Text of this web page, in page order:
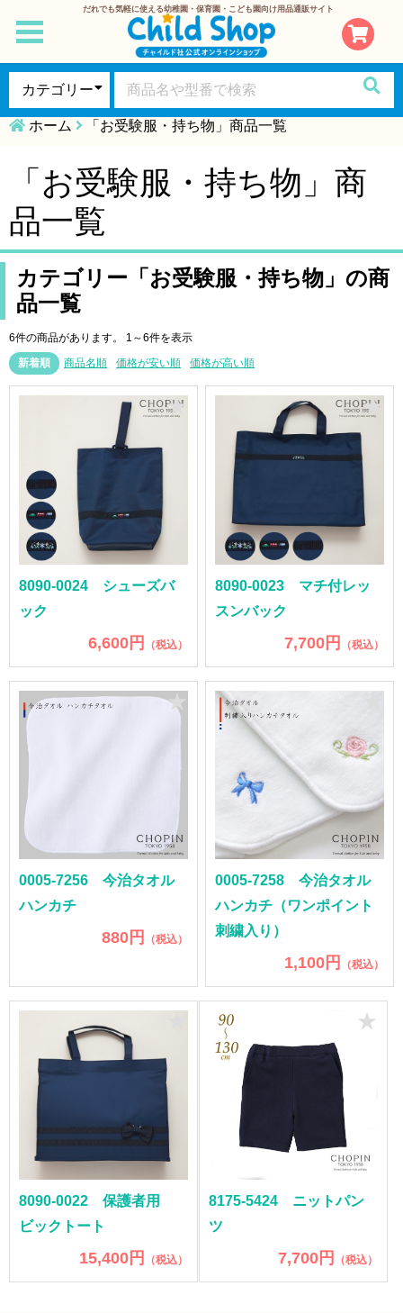
だれでも気軽に使える幼稚園・保育園・こども園向け用品通販サイト
toggle
navigation
ホーム 「お受験服・持ち物」商品一覧
「お受験服・持ち物」商
品一覧
カテゴリー「お受験服・持ち物」の商
品一覧
6件の商品があります。 1～6件を表示
新着順
商品名順 価格が安い順 価格が高い順
8090-0024 シューズバ
ック
6,600円 （税込）
★
8090-0023 マチ付レッ
スンバック
7,700円 （税込）
★
0005-7256 今治タオル
ハンカチ
880円 （税込）
★
0005-7258 今治タオル
ハンカチ（ワンポイント
刺繍入り）
1,100円 （税込）
8090-0022 保護者用
ビックトート
15,400円 （税込）
8175-5424 ニットパン
ツ
7,700円 （税込）
★